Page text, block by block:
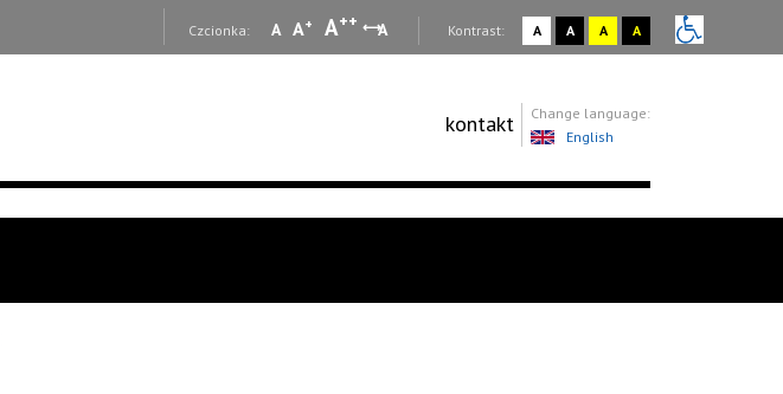
Czcionka: A A+ A++ A Kontrast: A A A A
kontakt
Change language:
English